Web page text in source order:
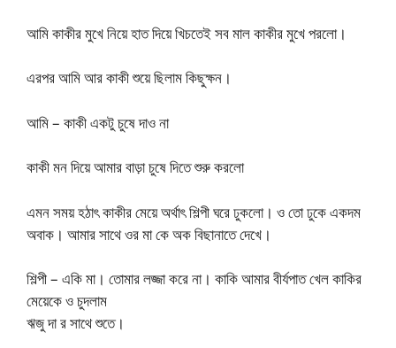
আমি কাকীর মুখে নিয়ে হাত দিয়ে খিচতেই সব মাল কাকীর মুখে পরলো।
এরপর আমি আর কাকী শুয়ে ছিলাম কিছুক্ষন।
আমি – কাকী একটু চুষে দাও না
কাকী মন দিয়ে আমার বাড়া চুষে দিতে শুরু করলো
এমন সময় হঠাৎ কাকীর মেয়ে অর্থাৎ শিল্পী ঘরে ঢুকলো। ও তো ঢুকে একদম
অবাক। আমার সাথে ওর মা কে অক বিছানাতে দেখে।
শিল্পী – একি মা। তোমার লজ্জা করে না। কাকি আমার বীর্যপাত খেল কাকির
মেয়েকে ও চুদলাম
ঋজু দা র সাথে শুতে।